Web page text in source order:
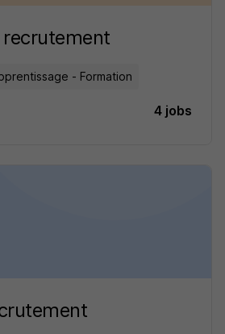
recrutement
- Formation
4 jobs